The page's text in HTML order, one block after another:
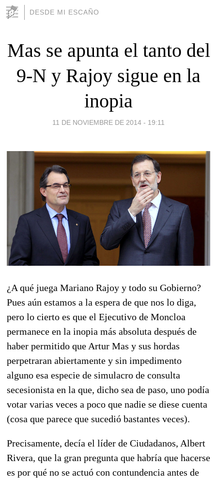
DESDE MI ESCAÑO
Mas se apunta el tanto del
9-N y Rajoy sigue en la
inopia
11 DE NOVIEMBRE DE 2014 - 19:11
¿A qué juega Mariano Rajoy y todo su Gobierno?
Pues aún estamos a la espera de que nos lo diga,
pero lo cierto es que el Ejecutivo de Moncloa
permanece en la inopia más absoluta después de
haber permitido que Artur Mas y sus hordas
perpetraran abiertamente y sin impedimento
alguno esa especie de simulacro de consulta
secesionista en la que, dicho sea de paso, uno podía
votar varias veces a poco que nadie se diese cuenta
(cosa que parece que sucedió bastantes veces).
Precisamente, decía el líder de Ciudadanos, Albert
Rivera, que la gran pregunta que habría que hacerse
es por qué no se actuó con contundencia antes de